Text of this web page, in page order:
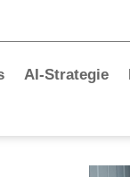
AI-Strategie